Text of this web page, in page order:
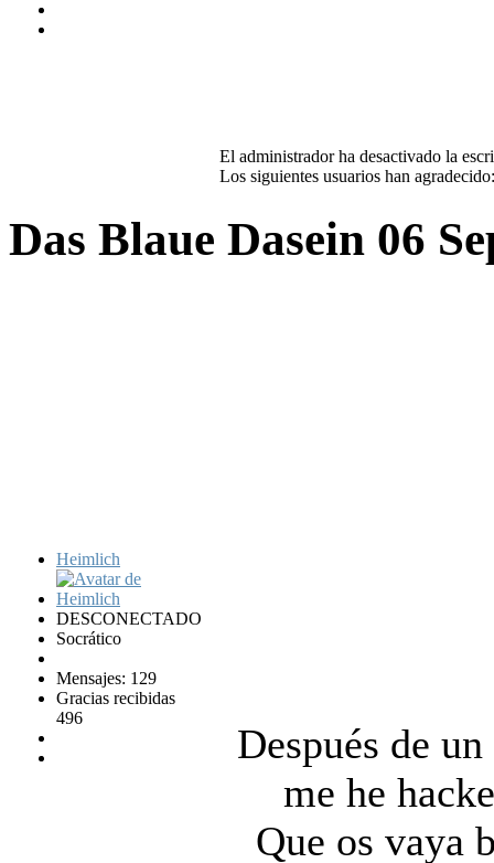
El administrador ha desactivado la
Los siguientes usuarios han
Das Blaue Dasein 06
Heimlich
DESCONECTADO
Socrático
Mensajes: 129
Gracias recibidas
496
Después de
me he
Que os vaya